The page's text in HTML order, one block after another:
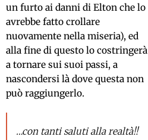
un furto ai danni di Elton che lo
avrebbe fatto crollare
nuovamente nella miseria), ed
alla fine di questo lo costringerà
a tornare sui suoi passi, a
nascondersi là dove questa non
può raggiungerlo.
…con tanti saluti alla realtà!!